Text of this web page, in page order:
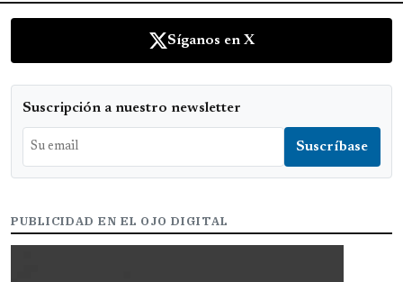
Síganos en X
Suscripción a nuestro newsletter
PUBLICIDAD EN EL OJO DIGITAL